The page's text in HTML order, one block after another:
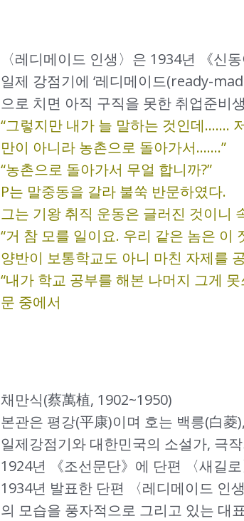
〈레디메이드 인생〉은 1934년 《신
일제 강점기에 ‘레디메이드(ready-
으로 치면 아직 구직을 못한 취업준비
“그렇지만 내가 늘 말하는 것인데…….
만이 아니라 농촌으로 돌아가서…….”
“농촌으로 돌아가서 무얼 합니까?”
P는 말중동을 갈라 불쑥 반문하였다.
그는 기왕 취직 운동은 글러진 것이니
“거 참 모를 일이요. 우리 같은 놈은
양반이 보통학교도 아니 마친 자제를
“내가 학교 공부를 해본 나머지 그게
문 중에서
채만식(蔡萬植, 1902~1950)
본관은 평강(平康)이며 호는 백릉(白菱
일제강점기와 대한민국의 소설가, 극
1924년 《조선문단》에 단편 〈새길
1934년 발표한 단편 〈레디메이드 인
의 모습을 풍자적으로 그리고 있는 대